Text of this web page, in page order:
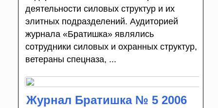
деятельности силовых структур и их
элитных подразделений. Аудиторией
журнала «Братишка» являлись
сотрудники силовых и охранных структур,
ветераны спецназа, ...
Журнал Братишка № 5 2006